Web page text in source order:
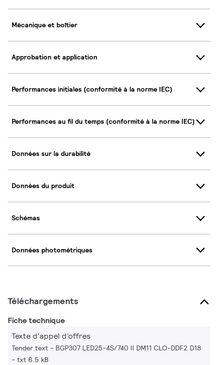
Mécanique et boîtier
Approbation et application
Performances initiales (conformité à la norme IEC)
Performances au fil du temps (conformité à la norme IEC)
Données sur la durabilité
Données du produit
Schémas
Données photométriques
Téléchargements
Fiche technique
Texte d’appel d’offres
Tender text - BGP307 LED25-4S/740 II DM11 CLO-DDF2 D18
txt 6.5 kB